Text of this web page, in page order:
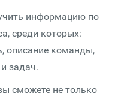
информацию по
среди которых:
описание команды,
задач.
сможете не только